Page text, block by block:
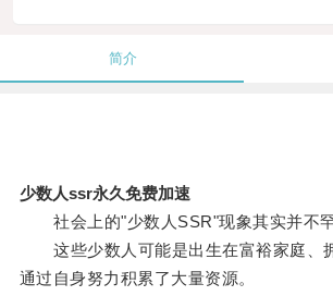
简介
少数人ssr永久免费加速
社会上的"少数人SSR"现象其实并不罕
这些少数人可能是出生在富裕家庭、
通过自身努力积累了大量资源。